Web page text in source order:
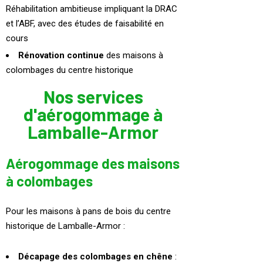
Réhabilitation ambitieuse impliquant la DRAC
et l’ABF, avec des études de faisabilité en
cours
Rénovation continue des maisons à
colombages du centre historique
Nos services
d'aérogommage à
Lamballe-Armor
Aérogommage des maisons
à colombages
Pour les maisons à pans de bois du centre
historique de Lamballe-Armor :
Décapage des colombages en chêne :